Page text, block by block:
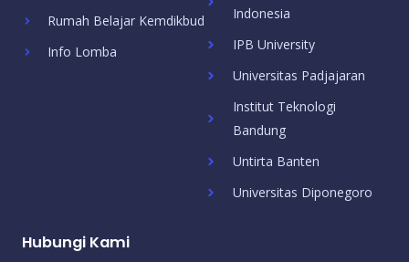
Rumah Belajar Kemdikbud
Info Lomba
Indonesia
IPB University
Universitas Padjajaran
Institut Teknologi
Bandung
Untirta Banten
Universitas Diponegoro
Hubungi Kami